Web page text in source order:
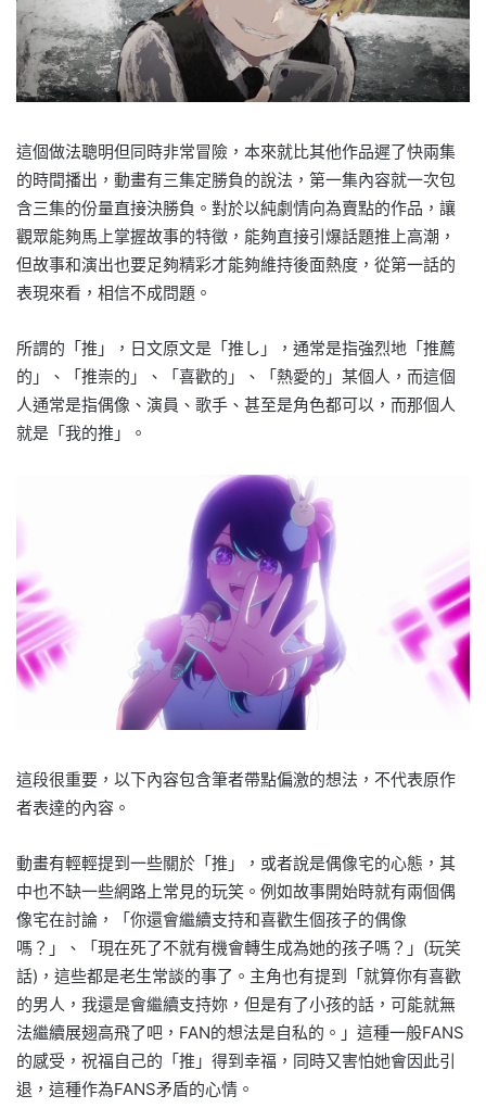
這個做法聰明但同時非常冒險，本來就比其他作品遲了快兩集
的時間播出，動畫有三集定勝負的說法，第一集內容就一次包
含三集的份量直接決勝負。對於以純劇情向為賣點的作品，讓
觀眾能夠馬上掌握故事的特徵，能夠直接引爆話題推上高潮，
但故事和演出也要足夠精彩才能夠維持後面熱度，從第一話的
表現來看，相信不成問題。
所謂的「推」，日文原文是「推し」，通常是指強烈地「推薦
的」、「推崇的」、「喜歡的」、「熱愛的」某個人，而這個
人通常是指偶像、演員、歌手、甚至是角色都可以，而那個人
就是「我的推」。
這段很重要，以下內容包含筆者帶點偏激的想法，不代表原作
者表達的內容。
動畫有輕輕提到一些關於「推」，或者說是偶像宅的心態，其
中也不缺一些網路上常見的玩笑。例如故事開始時就有兩個偶
像宅在討論，「你還會繼續支持和喜歡生個孩子的偶像
嗎？」、「現在死了不就有機會轉生成為她的孩子嗎？」(玩笑
話)，這些都是老生常談的事了。主角也有提到「就算你有喜歡
的男人，我還是會繼續支持妳，但是有了小孩的話，可能就無
法繼續展翅高飛了吧，FAN的想法是自私的。」這種一般FANS
的感受，祝福自己的「推」得到幸福，同時又害怕她會因此引
退，這種作為FANS矛盾的心情。